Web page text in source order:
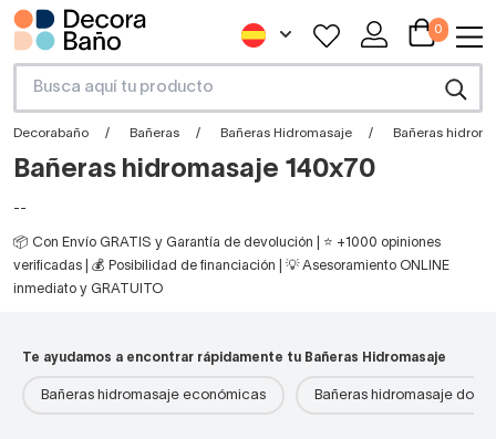
0
Decorabaño Bañeras Bañeras Hidromasaje Bañeras
Bañeras hidromasaje 140x70
--
📦 Con Envío GRATIS y Garantía de devolución | ⭐ +1000 opiniones
verificadas | 💰 Posibilidad de financiación | 💡 Asesoramiento ONLINE
inmediato y GRATUITO
Te ayudamos a encontrar rápidamente tu Bañeras Hidromasaje
Bañeras hidromasaje económicas Bañeras hidromasaje